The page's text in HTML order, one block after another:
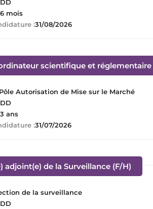
6 mois
:31/08/2026
scientifique et réglementaire
Autorisation de Mise sur le Marché
3 ans
:31/07/2026
adjoint(e) de la Surveillance (F/H)
de la surveillance